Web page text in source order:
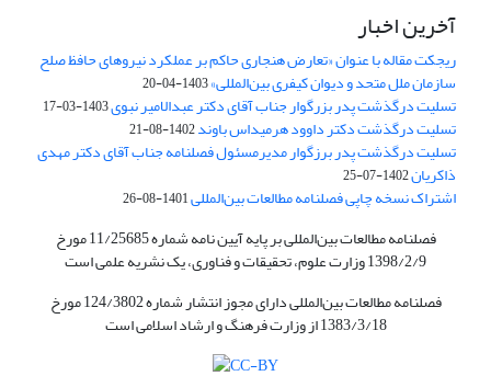
آخرین اخبار
ریجکت مقاله با عنوان «تعارض هنجاری حاکم بر عملکرد نیروهای حافظ صلح
سازمان ملل متحد و دیوان کیفری بین‌المللی»1403-04-20
تسلیت درگذشت پدر بزرگوار جناب آقای دکتر عبدالامیر نبوی1403-03-17
تسلیت درگذشت دکتر داوود هرمیداس باوند1402-08-21
تسلیت درگذشت پدر برزگوار مدیرمسئول فصلنامه جناب آقای دکتر مهدی
ذاکریان1402-07-25
اشتراک نسخه چاپی فصلنامه مطالعات بین‌المللی1401-08-26
فصلنامه مطالعات بین‌المللی بر پایه آیین نامه شماره 11/25685 مورخ
1398/2/9 وزارت علوم، تحقیقات و فناوری، یک نشریه علمی است
فصلنامه مطالعات بین‌المللی دارای مجوز انتشار شماره 124/3802 مورخ
1383/3/18 از وزارت فرهنگ و ارشاد اسلامی است